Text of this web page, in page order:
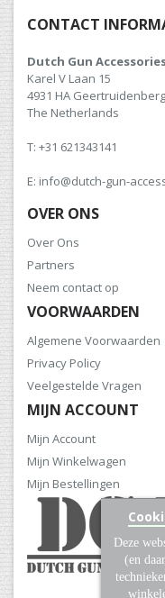
CONTACT
Dutch Gun
Karel V Laan 15
4931 HA Geertruidenberg
The Netherlands
T: +31 621343141
E: info@dutch-gun-
OVER ONS
Over Ons
Partners
Neem contact op
VOORWAARDEN
Algemene Voorwaarden
Privacy Policy
Veelgestelde Vragen
MIJN ACCOUNT
Mijn Account
Mijn Winkelwagen
Mijn Bestellingen
Deze
(en